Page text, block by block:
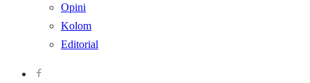
Opini
Kolom
Editorial